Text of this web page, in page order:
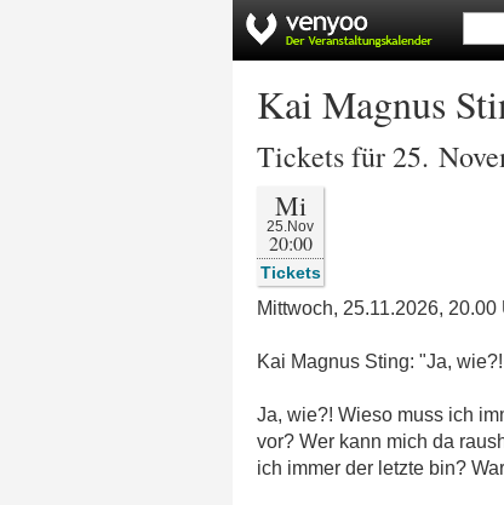
Kai Magnus
Tickets für 25.
Mi
25.Nov
20:00
Tickets
Mittwoch, 25.11.2026, 20.00
Kai Magnus Sting: "Ja,
Ja, wie?! Wieso muss ich
vor? Wer kann mich da
ich immer der letzte bin?